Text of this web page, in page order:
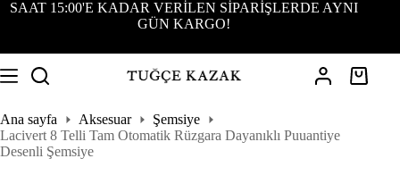
SAAT 15:00'E KADAR VERİLEN SİPARİŞLERDE AYNI
GÜN KARGO!
Ana sayfa
Aksesuar
Şemsiye
Lacivert 8 Telli Tam Otomatik Rüzgara Dayanıklı Puuantiye
Desenli Şemsiye